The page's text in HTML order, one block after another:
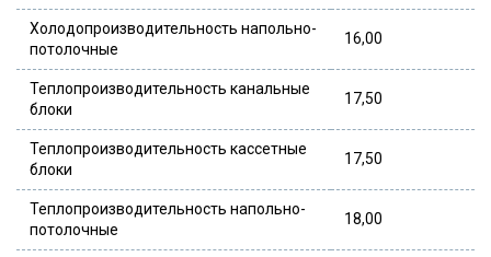
Холодопроизводительность напольно-
потолочные
16,00
Теплопроизводительность канальные
блоки
17,50
Теплопроизводительность кассетные
блоки
17,50
Теплопроизводительность напольно-
потолочные
18,00